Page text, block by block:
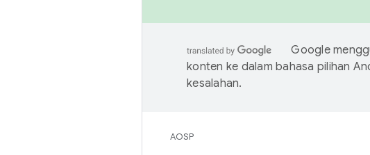
Google
konten ke dalam bahasa pilihan
kesalahan.
AOSP